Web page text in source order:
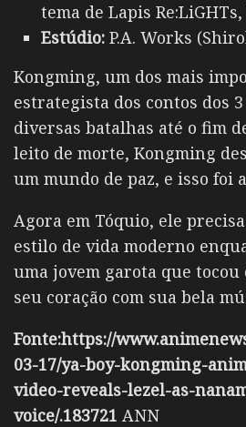
tema de Lapis
Estúdio: P.A. Works
Kongming, um dos mais
estrategista dos contos dos
diversas batalhas até o fim
leito de morte, Kongming
um mundo de paz, e isso foi
Agora em Tóquio, ele
estilo de vida moderno
uma jovem garota que tocou
seu coração com sua bela
Fonte:https://
03-17/ya-boy-kongming-
video-reveals-lezel-as-
voice/.183721 ANN